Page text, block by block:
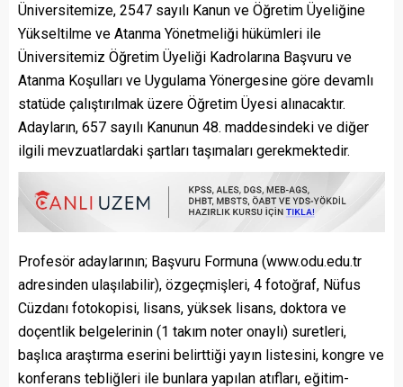
Üniversitemize, 2547 sayılı Kanun ve Öğretim Üyeliğine
Yükseltilme ve Atanma Yönetmeliği hükümleri ile
Üniversitemiz Öğretim Üyeliği Kadrolarına Başvuru ve
Atanma Koşulları ve Uygulama Yönergesine göre devamlı
statüde çalıştırılmak üzere Öğretim Üyesi alınacaktır.
Adayların, 657 sayılı Kanunun 48. maddesindeki ve diğer
ilgili mevzuatlardaki şartları taşımaları gerekmektedir.
Profesör adaylarının; Başvuru Formuna (www.odu.edu.tr
adresinden ulaşılabilir), özgeçmişleri, 4 fotoğraf, Nüfus
Cüzdanı fotokopisi, lisans, yüksek lisans, doktora ve
doçentlik belgelerinin (1 takım noter onaylı) suretleri,
başlıca araştırma eserini belirttiği yayın listesini, kongre ve
konferans tebliğleri ile bunlara yapılan atıfları, eğitim-